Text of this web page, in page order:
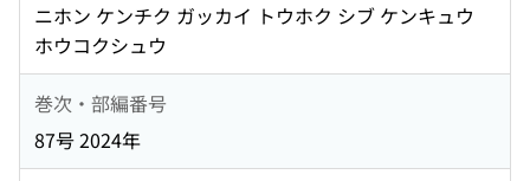
ニホン ケンチク ガッカイ トウホク シブ ケンキュウ
ホウコクシュウ
巻次・部編番号
87号 2024年